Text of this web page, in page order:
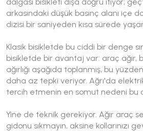
arkasındaki düşük basınç alanı içe
dizisi bir saniyeden kısa sürede
Klasik bisikletde bu ciddi bir denge
bisikletde bir avantaj var: araç ağır,
ağırlığı aşağıda toplanmış, bu
daha az tepki veriyor. Ağrı'da
tercih etmenin en somut nedeni bu
Yine de teknik gerekiyor. Ağır araç
gidonu sıkmayın, aksine kollarınızı